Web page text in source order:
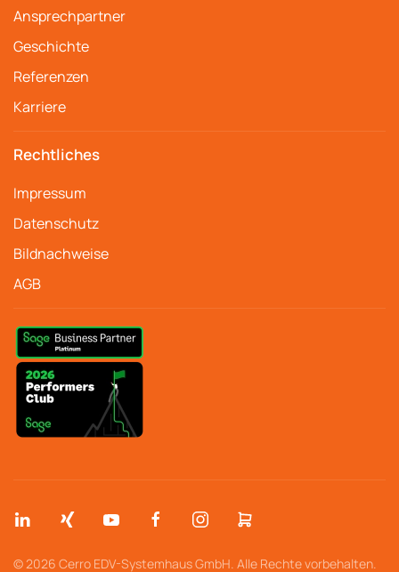
Ansprechpartner
Geschichte
Referenzen
Karriere
Rechtliches
Impressum
Datenschutz
Bildnachweise
AGB
© 2026 Cerro EDV-Systemhaus GmbH. Alle Rechte vorbehalten.